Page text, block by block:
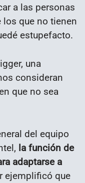
a las personas
que no tienen
estupefacto.
una
consideran
que no sea
del equipo
la función de
adaptarse a
ejemplificó que